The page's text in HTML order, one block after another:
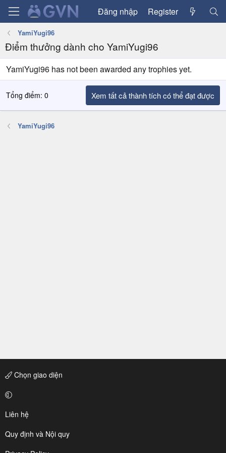
Đăng nhập Register
YamiYugi96
Điểm thưởng dành cho YamiYugi96
YamiYugi96 has not been awarded any trophies yet.
Tổng điểm: 0 Xem tất cả thành tích có thể đạt được
YamiYugi96
Chọn giao diện
Liên hệ
Quy định và Nội quy